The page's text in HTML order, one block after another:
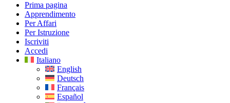
Prima pagina
Apprendimento
Per Affari
Per Istruzione
Iscriviti
Accedi
Italiano
English
Deutsch
Français
Español